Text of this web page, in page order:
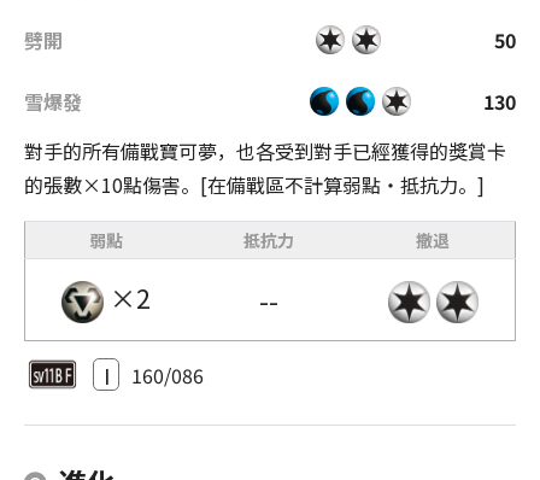
劈開 50
雪爆發
130
對手的所有備戰寶可夢，也各受到對手已經獲得的獎賞卡
的張數×10點傷害。[在備戰區不計算弱點・抵抗力。]
弱點 抵抗力 撤退
×2 --
I 160/086